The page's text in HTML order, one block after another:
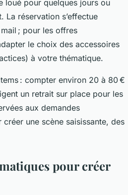
loué pour quelques jours ou
La réservation s’effectue
; pour les offres
le choix des accessoires
à votre thématique.
: compter environ 20 à 80 €
un retrait sur place pour les
aux demandes
une scène saisissante, des
pour créer